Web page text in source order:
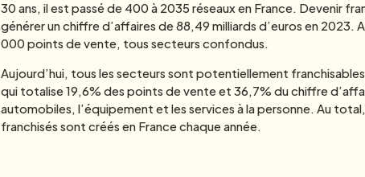
30 ans, il est passé de 400 à 2035 réseaux en France. Devenir
générer un chiffre d’affaires de 88,49 milliards d’euros en 2023.
000 points de vente, tous secteurs confondus.
Aujourd’hui, tous les secteurs sont potentiellement
qui totalise 19,6% des points de vente et 36,7% du chiffre
automobiles, l’équipement et les services à la personne. Au
franchisés sont créés en France chaque année.